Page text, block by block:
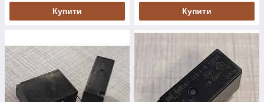
Купити Купити